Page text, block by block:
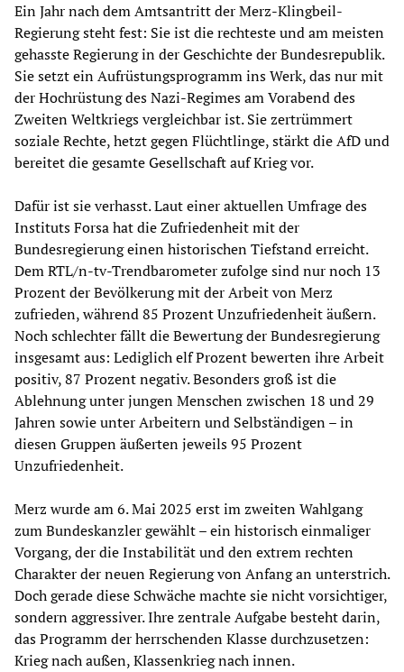
Ein Jahr nach dem Amtsantritt der Merz-Klingbeil-
Regierung steht fest: Sie ist die rechteste und am meisten
gehasste Regierung in der Geschichte der Bundesrepublik.
Sie setzt ein Aufrüstungsprogramm ins Werk, das nur mit
der Hochrüstung des Nazi-Regimes am Vorabend des
Zweiten Weltkriegs vergleichbar ist. Sie zertrümmert
soziale Rechte, hetzt gegen Flüchtlinge, stärkt die AfD und
bereitet die gesamte Gesellschaft auf Krieg vor.
Dafür ist sie verhasst. Laut einer aktuellen Umfrage des
Instituts Forsa hat die Zufriedenheit mit der
Bundesregierung einen historischen Tiefstand erreicht.
Dem RTL/n-tv-Trendbarometer zufolge sind nur noch 13
Prozent der Bevölkerung mit der Arbeit von Merz
zufrieden, während 85 Prozent Unzufriedenheit äußern.
Noch schlechter fällt die Bewertung der Bundesregierung
insgesamt aus: Lediglich elf Prozent bewerten ihre Arbeit
positiv, 87 Prozent negativ. Besonders groß ist die
Ablehnung unter jungen Menschen zwischen 18 und 29
Jahren sowie unter Arbeitern und Selbständigen – in
diesen Gruppen äußerten jeweils 95 Prozent
Unzufriedenheit.
Merz wurde am 6. Mai 2025 erst im zweiten Wahlgang
zum Bundeskanzler gewählt – ein historisch einmaliger
Vorgang, der die Instabilität und den extrem rechten
Charakter der neuen Regierung von Anfang an unterstrich.
Doch gerade diese Schwäche machte sie nicht vorsichtiger,
sondern aggressiver. Ihre zentrale Aufgabe besteht darin,
das Programm der herrschenden Klasse durchzusetzen:
Krieg nach außen, Klassenkrieg nach innen.